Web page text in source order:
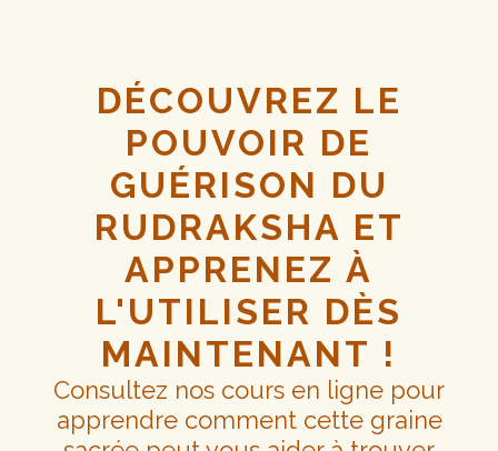
DÉCOUVREZ LE
POUVOIR DE
GUÉRISON DU
RUDRAKSHA ET
APPRENEZ À
L'UTILISER DÈS
MAINTENANT !
Consultez nos cours en ligne pour
apprendre comment cette graine